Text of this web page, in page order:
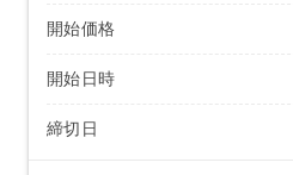
開始価格
開始日時
締切日